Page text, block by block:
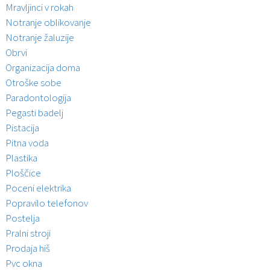
Mravljinci v rokah
Notranje oblikovanje
Notranje žaluzije
Obrvi
Organizacija doma
Otroške sobe
Paradontologija
Pegasti badelj
Pistacija
Pitna voda
Plastika
Ploščice
Poceni elektrika
Popravilo telefonov
Postelja
Pralni stroji
Prodaja hiš
Pvc okna